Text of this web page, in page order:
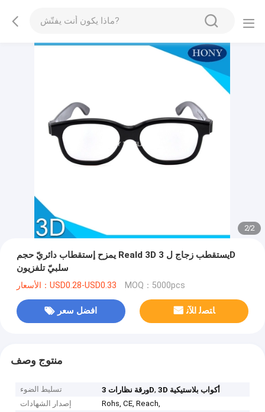
2/2
يمزح إستقطاب دائريّ حجم Reald 3D يستقطب زجاج ل 3D
سلبيّ تلفزيون
الأسعار：USD0.28-USD0.33 MOQ：5000pcs
افضل سعر ﺎﺘﺼﻟ ﺍﻶﻧ
منتوج وصف
تسليط الضوء ورقة نظارات 3D,
3D أكواب بلاستيكية
إصدار الشهادات
Rohs, CE, Reach,